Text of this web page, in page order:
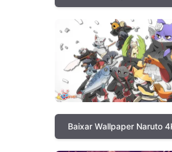
Baixar Wallpaper Naruto